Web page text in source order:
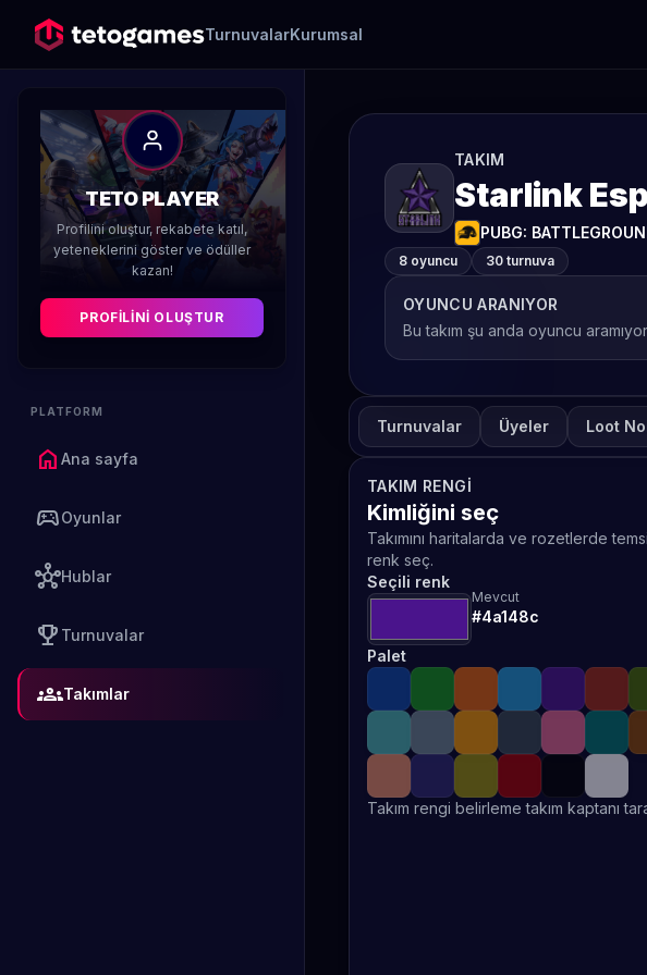
TurnuvalarKurumsal
TETO PLAYER
Profilini oluştur, rekabete katıl,
yeteneklerini göster ve ödüller
kazan!
PROFILINI OLUŞTUR
PLATFORM
home Ana sayfa
sports_esportsOyunlar
hubHublar
emoji_events Turnuvalar
groupsTakımlar
TAKIM
Starlink
PUBG:
8 oyuncu
30 turnuva
OYUNCU ARANIYOR
Bu takım şu anda oyuncu
Turnuvalar Üyeler Loot
TAKIM RENGI
Kimliğini seç
Takımını haritalarda ve rozetlerde
renk seç.
Seçili renk
Mevcut
#4a148c
Palet
Takım rengi belirleme takım kaptanı